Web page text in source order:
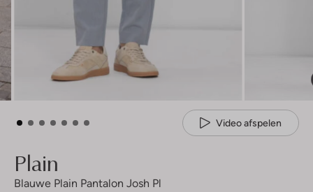
Video afspelen
Plain
Blauwe Plain Pantalon Josh Pl